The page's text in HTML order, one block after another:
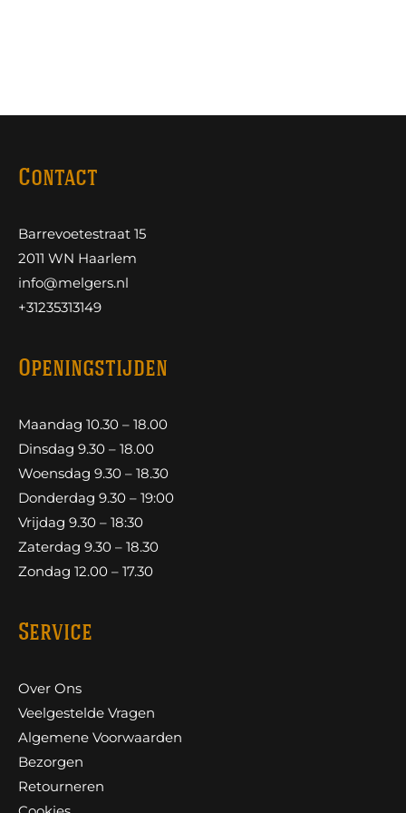
Contact
Barrevoetestraat 15
2011 WN Haarlem
info@melgers.nl
+31235313149
Openingstijden
Maandag 10.30 – 18.00
Dinsdag 9.30 – 18.00
Woensdag 9.30 – 18.30
Donderdag 9.30 – 19:00
Vrijdag 9.30 – 18:30
Zaterdag 9.30 – 18.30
Zondag 12.00 – 17.30
Service
Over Ons
Veelgestelde Vragen
Algemene Voorwaarden
Bezorgen
Retourneren